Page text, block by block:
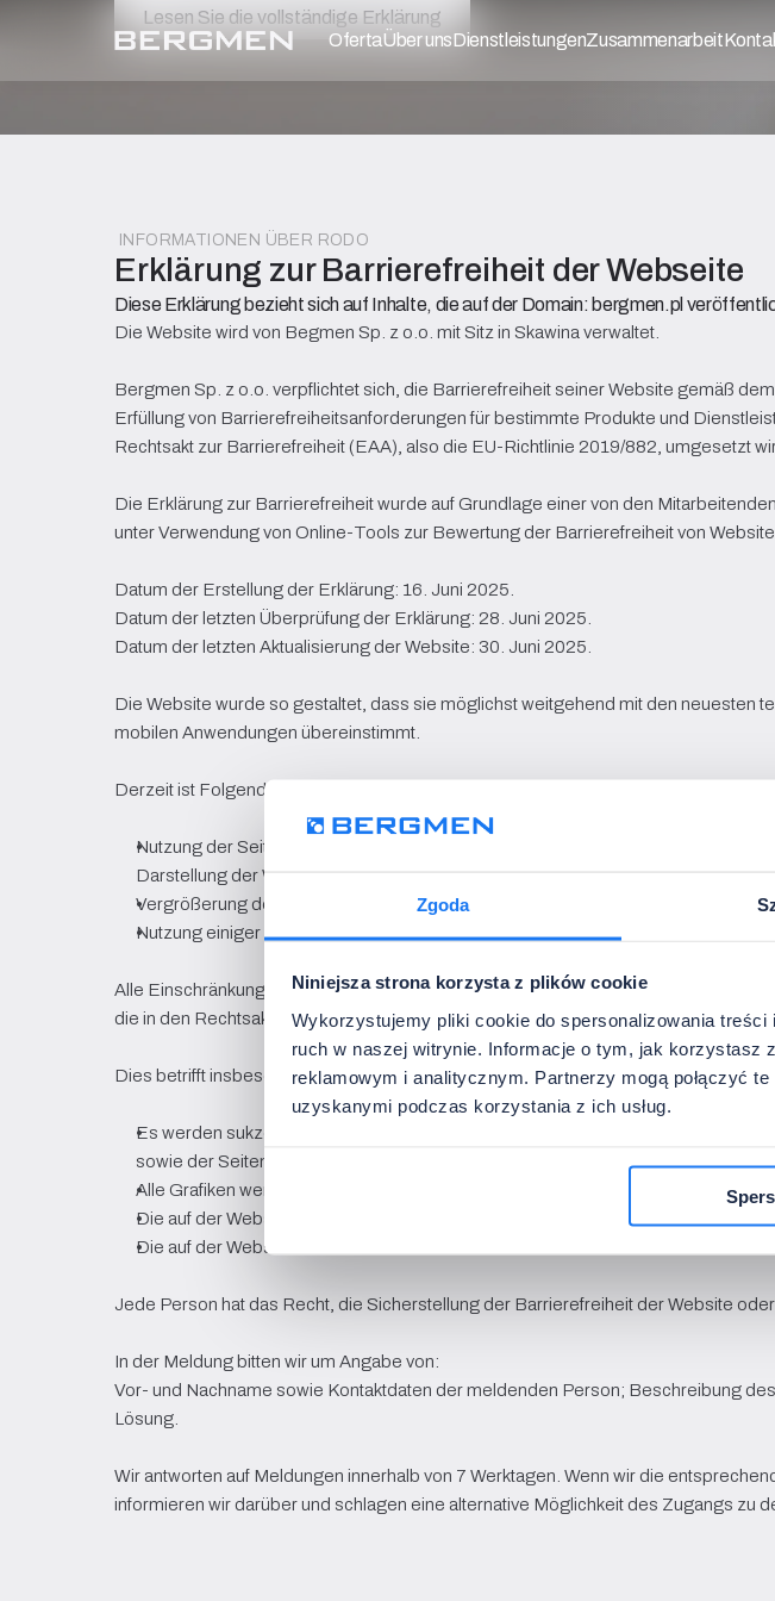
Zgoda
Niniejsza strona korzysta z plików cookie
Wykorzystujemy pliki cookie do spersonalizowania
ruch w naszej witrynie. Informacje o tym, jak korzystasz
reklamowym i analitycznym. Partnerzy mogą połączyć
uzyskanymi podczas korzystania z ich usług.
Lesen Sie die vollständige Erklärung
INFORMATIONEN ÜBER RODO
Erklärung zur Barrierefreiheit der Webseite
Diese Erklärung bezieht sich auf Inhalte, die auf der Domain: bergmen.pl
Die Website wird von Begmen Sp. z o.o. mit Sitz in Skawina verwaltet.
Bergmen Sp. z o.o. verpflichtet sich, die Barrierefreiheit seiner Website gemäß
Erfüllung von Barrierefreiheitsanforderungen für bestimmte Produkte und
Rechtsakt zur Barrierefreiheit (EAA), also die EU-Richtlinie 2019/882, umgesetzt
Die Erklärung zur Barrierefreiheit wurde auf Grundlage einer von den
unter Verwendung von Online-Tools zur Bewertung der Barrierefreiheit von
Datum der Erstellung der Erklärung: 16. Juni 2025.
Datum der letzten Überprüfung der Erklärung: 28. Juni 2025.
Datum der letzten Aktualisierung der Website: 30. Juni 2025.
Die Website wurde so gestaltet, dass sie möglichst weitgehend mit den neuesten
mobilen Anwendungen übereinstimmt.
Derzeit ist Folgendes möglich:
Nutzung der Seitenelemente auf Computer, Tablet oder Telefon – dank des
Darstellung der Website;
Vergrößerung der Seitenansicht auf über 100 %;
Nutzung einiger Seitenelemente ausschließlich mit der Tastatur.
Alle Einschränkungen im Bereich der digitalen Barrierefreiheit werden laufend
die in den Rechtsakten enthaltenen Anforderungen angepasst.
Dies betrifft insbesondere die folgenden Elemente:
Es werden sukzessive Arbeiten zur Anpassung der Farbpalette durchgeführt,
sowie der Seiteninhalte zu verbessern;
Alle Grafiken werden um Inhalte in Form alternativer Texte ergänzt;
Die auf der Website bereitgestellten Download-Dokumente werden einem
Die auf der Website veröffentlichten Videos werden um Untertitel und
Jede Person hat das Recht, die Sicherstellung der Barrierefreiheit der Website
In der Meldung bitten wir um Angabe von:
Vor- und Nachname sowie Kontaktdaten der meldenden Person; Beschreibung
Lösung.
Wir antworten auf Meldungen innerhalb von 7 Werktagen. Wenn wir die
informieren wir darüber und schlagen eine alternative Möglichkeit des Zugangs zu
OfertaÜber unsDienstleistungenZusammenarbeit